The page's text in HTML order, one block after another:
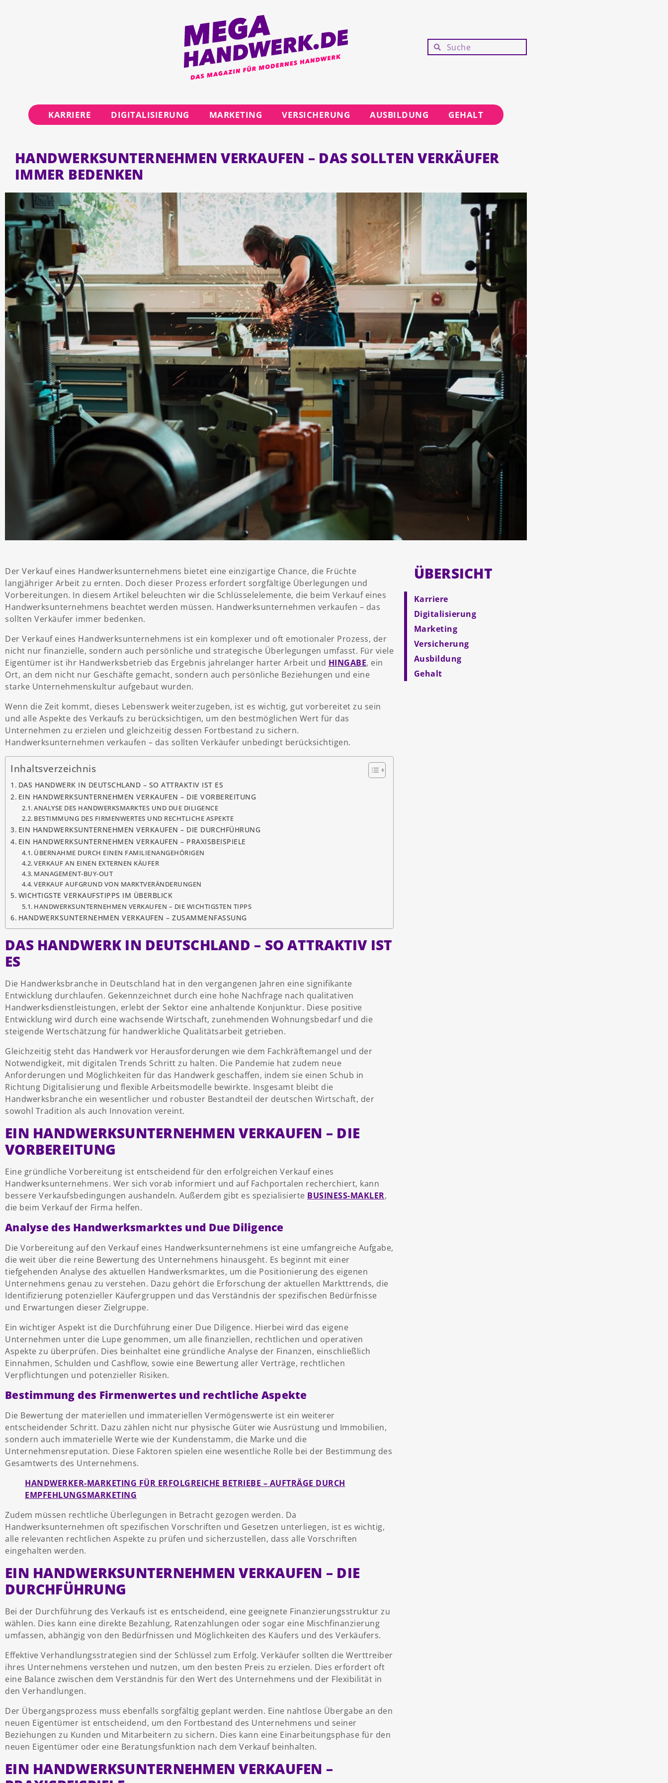
KARRIERE DIGITALISIERUNG MARKETING VERSICHERUNG AUSBILDUNG GEHALT
HANDWERKSUNTERNEHMEN VERKAUFEN – DAS SOLLTEN VERKÄUFER
IMMER BEDENKEN
Der Verkauf eines Handwerksunternehmens bietet eine einzigartige Chance, die Früchte
langjähriger Arbeit zu ernten. Doch dieser Prozess erfordert sorgfältige Überlegungen und
Vorbereitungen. In diesem Artikel beleuchten wir die Schlüsselelemente, die beim Verkauf eines
Handwerksunternehmens beachtet werden müssen. Handwerksunternehmen verkaufen – das
sollten Verkäufer immer bedenken.
Der Verkauf eines Handwerksunternehmens ist ein komplexer und oft emotionaler Prozess, der
nicht nur finanzielle, sondern auch persönliche und strategische Überlegungen umfasst. Für viele
Eigentümer ist ihr Handwerksbetrieb das Ergebnis jahrelanger harter Arbeit und HINGABE, ein
Ort, an dem nicht nur Geschäfte gemacht, sondern auch persönliche Beziehungen und eine
starke Unternehmenskultur aufgebaut wurden.
Wenn die Zeit kommt, dieses Lebenswerk weiterzugeben, ist es wichtig, gut vorbereitet zu sein
und alle Aspekte des Verkaufs zu berücksichtigen, um den bestmöglichen Wert für das
Unternehmen zu erzielen und gleichzeitig dessen Fortbestand zu sichern.
Handwerksunternehmen verkaufen – das sollten Verkäufer unbedingt berücksichtigen.
Inhaltsverzeichnis
DAS HANDWERK IN DEUTSCHLAND – SO ATTRAKTIV IST ES
EIN HANDWERKSUNTERNEHMEN VERKAUFEN – DIE VORBEREITUNG
ANALYSE DES HANDWERKSMARKTES UND DUE DILIGENCE
BESTIMMUNG DES FIRMENWERTES UND RECHTLICHE ASPEKTE
EIN HANDWERKSUNTERNEHMEN VERKAUFEN – DIE DURCHFÜHRUNG
EIN HANDWERKSUNTERNEHMEN VERKAUFEN – PRAXISBEISPIELE
ÜBERNAHME DURCH EINEN FAMILIENANGEHÖRIGEN
VERKAUF AN EINEN EXTERNEN KÄUFER
MANAGEMENT-BUY-OUT
VERKAUF AUFGRUND VON MARKTVERÄNDERUNGEN
WICHTIGSTE VERKAUFSTIPPS IM ÜBERBLICK
HANDWERKSUNTERNEHMEN VERKAUFEN – DIE WICHTIGSTEN TIPPS
HANDWERKSUNTERNEHMEN VERKAUFEN – ZUSAMMENFASSUNG
DAS HANDWERK IN DEUTSCHLAND – SO ATTRAKTIV IST
ES
Die Handwerksbranche in Deutschland hat in den vergangenen Jahren eine signifikante
Entwicklung durchlaufen. Gekennzeichnet durch eine hohe Nachfrage nach qualitativen
Handwerksdienstleistungen, erlebt der Sektor eine anhaltende Konjunktur. Diese positive
Entwicklung wird durch eine wachsende Wirtschaft, zunehmenden Wohnungsbedarf und die
steigende Wertschätzung für handwerkliche Qualitätsarbeit getrieben.
Gleichzeitig steht das Handwerk vor Herausforderungen wie dem Fachkräftemangel und der
Notwendigkeit, mit digitalen Trends Schritt zu halten. Die Pandemie hat zudem neue
Anforderungen und Möglichkeiten für das Handwerk geschaffen, indem sie einen Schub in
Richtung Digitalisierung und flexible Arbeitsmodelle bewirkte. Insgesamt bleibt die
Handwerksbranche ein wesentlicher und robuster Bestandteil der deutschen Wirtschaft, der
sowohl Tradition als auch Innovation vereint.
EIN HANDWERKSUNTERNEHMEN VERKAUFEN – DIE
VORBEREITUNG
Eine gründliche Vorbereitung ist entscheidend für den erfolgreichen Verkauf eines
Handwerksunternehmens. Wer sich vorab informiert und auf Fachportalen recherchiert, kann
bessere Verkaufsbedingungen aushandeln. Außerdem gibt es spezialisierte BUSINESS-MAKLER,
die beim Verkauf der Firma helfen.
Analyse des Handwerksmarktes und Due Diligence
Die Vorbereitung auf den Verkauf eines Handwerksunternehmens ist eine umfangreiche Aufgabe,
die weit über die reine Bewertung des Unternehmens hinausgeht. Es beginnt mit einer
tiefgehenden Analyse des aktuellen Handwerksmarktes, um die Positionierung des eigenen
Unternehmens genau zu verstehen. Dazu gehört die Erforschung der aktuellen Markttrends, die
Identifizierung potenzieller Käufergruppen und das Verständnis der spezifischen Bedürfnisse
und Erwartungen dieser Zielgruppe.
Ein wichtiger Aspekt ist die Durchführung einer Due Diligence. Hierbei wird das eigene
Unternehmen unter die Lupe genommen, um alle finanziellen, rechtlichen und operativen
Aspekte zu überprüfen. Dies beinhaltet eine gründliche Analyse der Finanzen, einschließlich
Einnahmen, Schulden und Cashflow, sowie eine Bewertung aller Verträge, rechtlichen
Verpflichtungen und potenzieller Risiken.
Bestimmung des Firmenwertes und rechtliche Aspekte
Die Bewertung der materiellen und immateriellen Vermögenswerte ist ein weiterer
entscheidender Schritt. Dazu zählen nicht nur physische Güter wie Ausrüstung und Immobilien,
sondern auch immaterielle Werte wie der Kundenstamm, die Marke und die
Unternehmensreputation. Diese Faktoren spielen eine wesentliche Rolle bei der Bestimmung des
Gesamtwerts des Unternehmens.
HANDWERKER-MARKETING FÜR ERFOLGREICHE BETRIEBE – AUFTRÄGE DURCH
EMPFEHLUNGSMARKETING
Zudem müssen rechtliche Überlegungen in Betracht gezogen werden. Da
Handwerksunternehmen oft spezifischen Vorschriften und Gesetzen unterliegen, ist es wichtig,
alle relevanten rechtlichen Aspekte zu prüfen und sicherzustellen, dass alle Vorschriften
eingehalten werden.
EIN HANDWERKSUNTERNEHMEN VERKAUFEN – DIE
DURCHFÜHRUNG
Bei der Durchführung des Verkaufs ist es entscheidend, eine geeignete Finanzierungsstruktur zu
wählen. Dies kann eine direkte Bezahlung, Ratenzahlungen oder sogar eine Mischfinanzierung
umfassen, abhängig von den Bedürfnissen und Möglichkeiten des Käufers und des Verkäufers.
Effektive Verhandlungsstrategien sind der Schlüssel zum Erfolg. Verkäufer sollten die Werttreiber
ihres Unternehmens verstehen und nutzen, um den besten Preis zu erzielen. Dies erfordert oft
eine Balance zwischen dem Verständnis für den Wert des Unternehmens und der Flexibilität in
den Verhandlungen.
Der Übergangsprozess muss ebenfalls sorgfältig geplant werden. Eine nahtlose Übergabe an den
neuen Eigentümer ist entscheidend, um den Fortbestand des Unternehmens und seiner
Beziehungen zu Kunden und Mitarbeitern zu sichern. Dies kann eine Einarbeitungsphase für den
neuen Eigentümer oder eine Beratungsfunktion nach dem Verkauf beinhalten.
EIN HANDWERKSUNTERNEHMEN VERKAUFEN –
ÜBERSICHT
Karriere
Digitalisierung
Marketing
Versicherung
Ausbildung
Gehalt